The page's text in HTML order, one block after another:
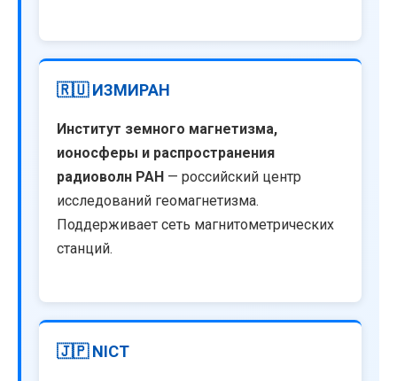
🇷🇺 ИЗМИРАН
Институт земного магнетизма,
ионосферы и распространения
радиоволн РАН — российский центр
исследований геомагнетизма.
Поддерживает сеть магнитометрических
станций.
🇯🇵 NICT